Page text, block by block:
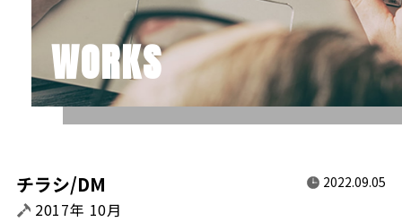
WORKS
チラシ/DM 2022.09.05
2017年 10月